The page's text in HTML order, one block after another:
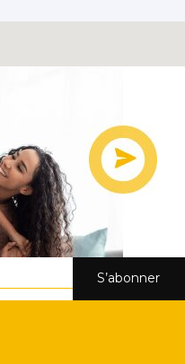
S’abonner